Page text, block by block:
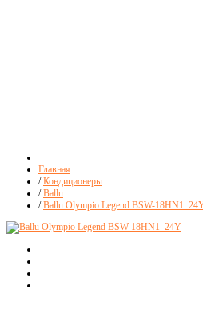
Главная
/ Кондиционеры
/ Ballu
/ Ballu Olympio Legend BSW-